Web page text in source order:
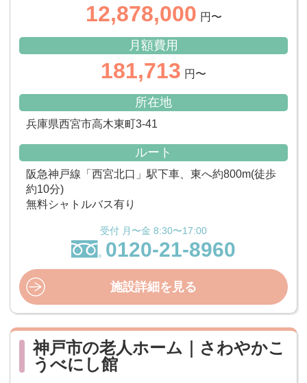
12,878,000 円〜
月額費用
181,713 円〜
所在地
兵庫県西宮市高木東町3-41
ルート
阪急神戸線「西宮北口」駅下車、東へ約800m(徒歩
約10分)
無料シャトルバス有り
受付 月〜金 8:30〜17:00
0120-21-8960
施設詳細を見る
神戸市の老人ホーム｜さわやかこ
うべにし館